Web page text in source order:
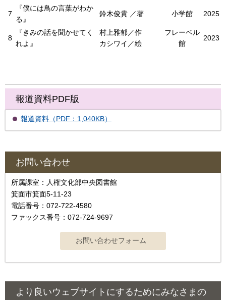
7
『僕には鳥の言葉がわか
る』
鈴木俊貴 ／著 小学館 2025
8
『きみの話を聞かせてく
れよ』
村上雅郁／作
カシワイ／絵
フレーベル
館
2023
報道資料PDF版
報道資料（PDF：1,040KB）
お問い合わせ
所属課室：人権文化部中央図書館
箕面市箕面5-11-23
電話番号：072-722-4580
ファックス番号：072-724-9697
より良いウェブサイトにするためにみなさまの